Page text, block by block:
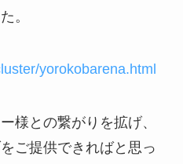
。
yorokobarena.html
様との繋がりを拡げ、
ご提供できればと思っ